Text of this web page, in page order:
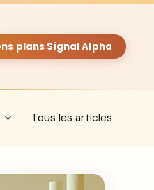
plans Signal Alpha
Tous les articles